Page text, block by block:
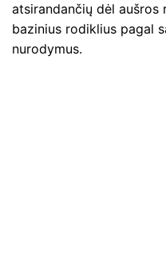
atsirandančių dėl aušros
bazinius rodiklius pagal
nurodymus.